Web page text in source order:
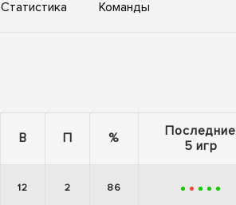
Статистика Команды
В П %
Последние
5 игр
12 2 86 + - + + +